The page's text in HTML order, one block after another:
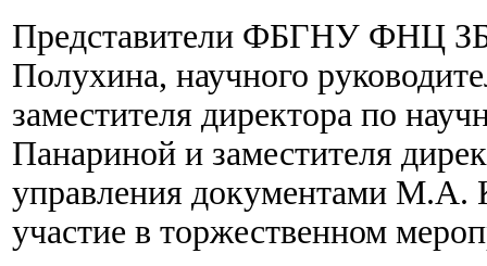
Представители ФБГНУ ФНЦ
Полухина, научного
заместителя директора по
Панариной и заместителя
управления документами М.А.
участие в торжественном